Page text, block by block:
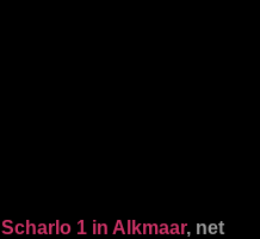
Scharlo 1 in Alkmaar, net